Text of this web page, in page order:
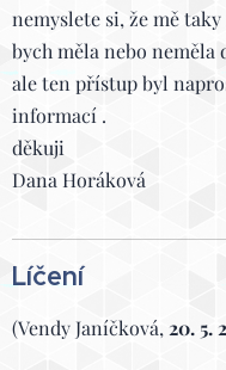
nemyslete si, že mě
bych měla nebo neměla
ale ten přístup byl
informací .
děkuji
Dana Horáková
Líčení
(Vendy Janíčková,20. 5.